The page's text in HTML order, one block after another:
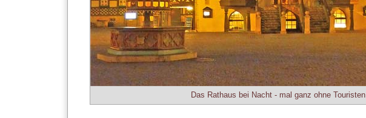
Das Rathaus bei Nacht - mal ganz ohne Touristen